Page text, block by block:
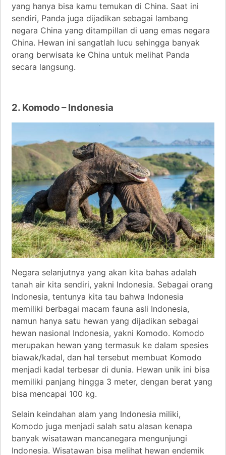
yang hanya bisa kamu temukan di China. Saat ini
sendiri, Panda juga dijadikan sebagai lambang
negara China yang ditampillan di uang emas negara
China. Hewan ini sangatlah lucu sehingga banyak
orang berwisata ke China untuk melihat Panda
secara langsung.
2. Komodo – Indonesia
Negara selanjutnya yang akan kita bahas adalah
tanah air kita sendiri, yakni Indonesia. Sebagai orang
Indonesia, tentunya kita tau bahwa Indonesia
memiliki berbagai macam fauna asli Indonesia,
namun hanya satu hewan yang dijadikan sebagai
hewan nasional Indonesia, yakni Komodo. Komodo
merupakan hewan yang termasuk ke dalam spesies
biawak/kadal, dan hal tersebut membuat Komodo
menjadi kadal terbesar di dunia. Hewan unik ini bisa
memiliki panjang hingga 3 meter, dengan berat yang
bisa mencapai 100 kg.
Selain keindahan alam yang Indonesia miliki,
Komodo juga menjadi salah satu alasan kenapa
banyak wisatawan mancanegara mengunjungi
Indonesia. Wisatawan bisa melihat hewan endemik